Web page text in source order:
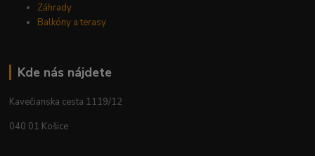
Záhrady
Balkóny a terasy
Kde nás nájdete
Kavečianska cesta 1119/12
040 01 Košice